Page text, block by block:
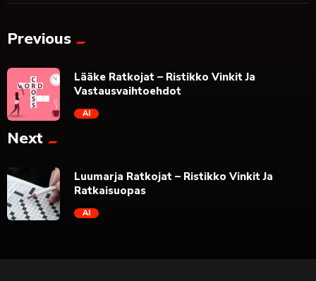
Previous
Lääke Ratkojat – Ristikko Vinkit Ja
Vastausvaihtoehdot
AI
Next
Luumarja Ratkojat – Ristikko Vinkit Ja
Ratkaisuopas
AI